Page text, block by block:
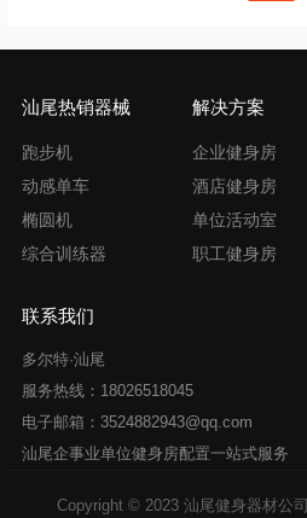
汕尾热销器械
跑步机
动感单车
椭圆机
综合训练器
解决方案
企业健身房
酒店健身房
单位活动室
职工健身房
联系我们
多尔特·汕尾
服务热线：18026518045
电子邮箱：3524882943@qq.com
汕尾企事业单位健身房配置一站式服务
Copyright © 2023 汕尾健身器材公司